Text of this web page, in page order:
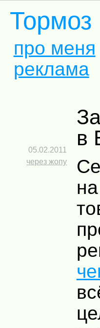
Тормоз
про меня
реклама
Заблокировали аккаунт
в
05.02.2011
через жопу